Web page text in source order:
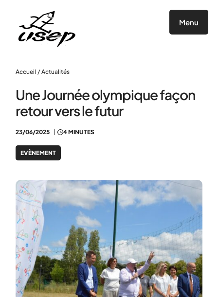
Menu
Accueil / Actualités
Une Journée olympique façon
retour vers le futur
23/06/2025 4 MINUTES
EVÈNEMENT